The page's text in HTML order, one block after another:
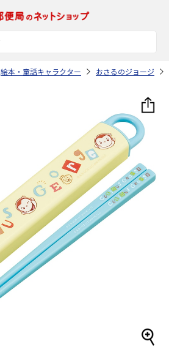
絵本・童話キャラクター おさるのジョージ